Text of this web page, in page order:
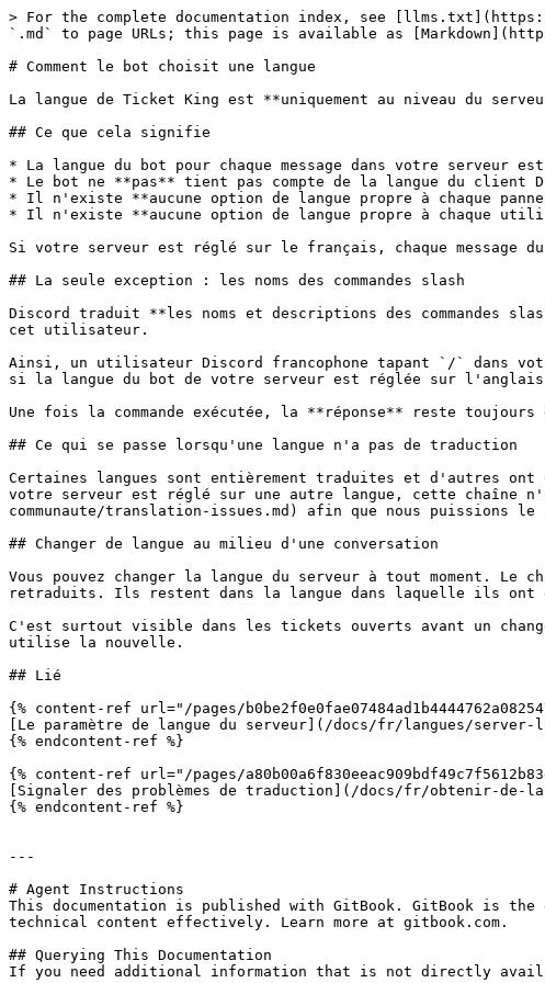
> For the complete documentation index, see
`.md` to page URLs; this page is available as
# Comment le bot choisit une langue
La langue de Ticket King est **uniquement au niveau du
## Ce que cela signifie
* La langue du bot pour chaque message dans votre serveur
* Le bot ne **pas** tient pas compte de la langue du client
* Il n'existe **aucune option de langue propre à chaque
* Il n'existe **aucune option de langue propre à chaque
Si votre serveur est réglé sur le français, chaque message
## La seule exception : les noms des commandes slash
Discord traduit **les noms et descriptions des commandes
cet utilisateur.
Ainsi, un utilisateur Discord francophone tapant `/` dans votre
si la langue du bot de votre serveur est réglée sur
Une fois la commande exécutée, la **réponse** reste
## Ce qui se passe lorsqu'une langue n'a pas de traduction
Certaines langues sont entièrement traduites et d'autres ont
votre serveur est réglé sur une autre langue, cette chaîne
communaute/translation-issues.md) afin que nous puissions
## Changer de langue au milieu d'une conversation
Vous pouvez changer la langue du serveur à tout moment. Le
retraduits. Ils restent dans la langue dans laquelle ils ont
C'est surtout visible dans les tickets ouverts avant un
utilise la nouvelle.
## Lié
{% content-ref url="/pages/
[Le paramètre de langue du serveur](/docs/fr/langues/server-
{% endcontent-ref %}
{% content-ref url="/pages/
[Signaler des problèmes de traduction](/docs/fr/obtenir-de-
{% endcontent-ref %}
---
# Agent Instructions
This documentation is published with GitBook. GitBook is the
technical content effectively. Learn more at gitbook.com.
## Querying This Documentation
If you need additional information that is not directly